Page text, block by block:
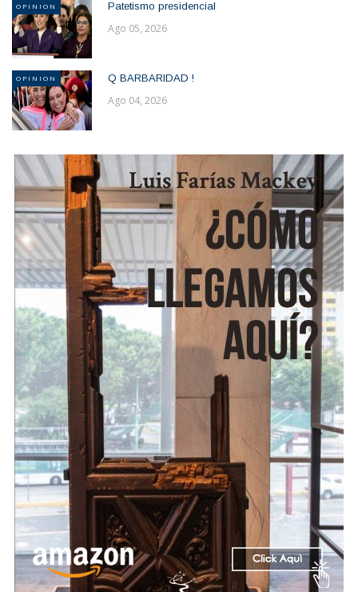
OPINION Patetismo presidencial
Ago 05, 2026
OPINION Q BARBARIDAD !
Ago 04, 2026